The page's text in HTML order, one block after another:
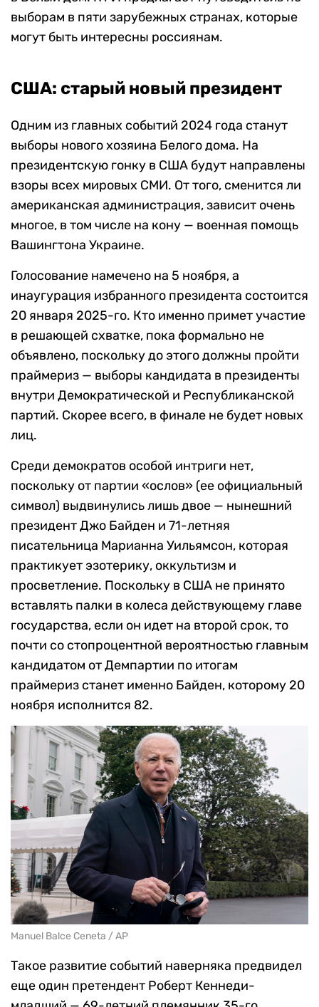
выборам в пяти зарубежных странах, которые
могут быть интересны россиянам.
США: старый новый президент
Одним из главных событий 2024 года станут
выборы нового хозяина Белого дома. На
президентскую гонку в США будут направлены
взоры всех мировых СМИ. От того, сменится ли
американская администрация, зависит очень
многое, в том числе на кону — военная помощь
Вашингтона Украине.
Голосование намечено на 5 ноября, а
инаугурация избранного президента состоится
20 января 2025-го. Кто именно примет участие
в решающей схватке, пока формально не
объявлено, поскольку до этого должны пройти
праймериз — выборы кандидата в президенты
внутри Демократической и Республиканской
партий. Скорее всего, в финале не будет новых
лиц.
Среди демократов особой интриги нет,
поскольку от партии «ослов» (ее официальный
символ) выдвинулись лишь двое — нынешний
президент Джо Байден и 71-летняя
писательница Марианна Уильямсон, которая
практикует эзотерику, оккультизм и
просветление. Поскольку в США не принято
вставлять палки в колеса действующему главе
государства, если он идет на второй срок, то
почти со стопроцентной вероятностью главным
кандидатом от Демпартии по итогам
праймериз станет именно Байден, которому 20
ноября исполнится 82.
Manuel Balce Ceneta / AP
Такое развитие событий наверняка предвидел
еще один претендент Роберт Кеннеди-